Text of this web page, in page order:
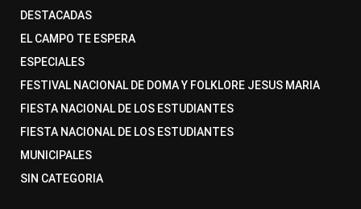
DESTACADAS
EL CAMPO TE ESPERA
ESPECIALES
FESTIVAL NACIONAL DE DOMA Y FOLKLORE JESUS MARIA
FIESTA NACIONAL DE LOS ESTUDIANTES
FIESTA NACIONAL DE LOS ESTUDIANTES
MUNICIPALES
SIN CATEGORIA